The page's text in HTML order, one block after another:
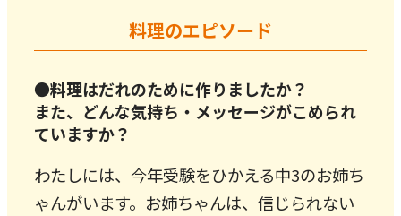
料理のエピソード
●料理はだれのために作りましたか？
また、どんな気持ち・メッセージがこめられ
ていますか？
わたしには、今年受験をひかえる中3のお姉ち
ゃんがいます。お姉ちゃんは、信じられない